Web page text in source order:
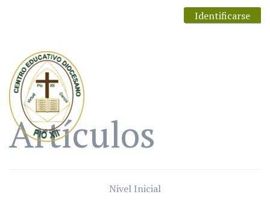
Identificarse
Artículos
Nivel Inicial